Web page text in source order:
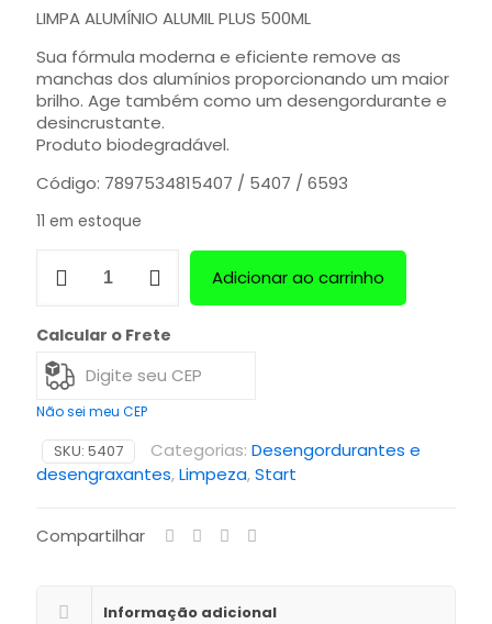
LIMPA ALUMÍNIO ALUMIL PLUS 500ML
Sua fórmula moderna e eficiente remove as
manchas dos alumínios proporcionando um maior
brilho. Age também como um desengordurante e
desincrustante.
Produto biodegradável.
Código: 7897534815407 / 5407 / 6593
11 em estoque
Adicionar ao carrinho
Calcular o Frete
Não sei meu CEP
SKU: 5407 Categorias: Desengordurantes e
desengraxantes,Limpeza,Start
Compartilhar
Informação adicional